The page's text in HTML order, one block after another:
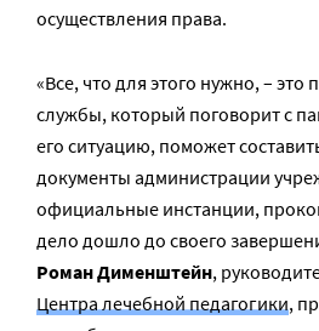
осуществления права.
«Все, что для этого нужно, – это
службы, который поговорит с
его ситуацию, поможет
документы администрации
официальные инстанции,
дело дошло до своего
Роман Дименштейн,
Центра лечебной педагогики,